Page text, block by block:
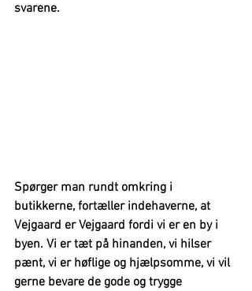
svarene.
Spørger man rundt omkring i
butikkerne, fortæller indehaverne, at
Vejgaard er Vejgaard fordi vi er en by i
byen. Vi er tæt på hinanden, vi hilser
pænt, vi er høflige og hjælpsomme, vi vil
gerne bevare de gode og trygge